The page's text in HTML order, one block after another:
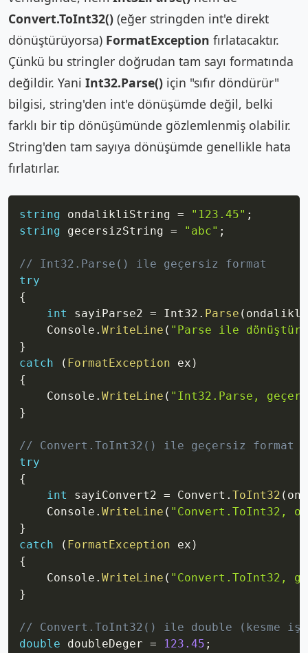
Convert.ToInt32() (eğer stringden int'e direkt
dönüştürüyorsa) FormatException fırlatacaktır.
Çünkü bu stringler doğrudan tam sayı formatında
değildir. Yani Int32.Parse() için "sıfır döndürür"
bilgisi, string'den int'e dönüşümde değil, belki
farklı bir tip dönüşümünde gözlemlenmiş olabilir.
String'den tam sayıya dönüşümde genellikle hata
fırlatırlar.
string ondalikliString = "123.45" ;
string gecersizString = "abc" ;
// Int32.Parse() ile geçersiz format
try
{
int
sayiParse2 = Int32 . Parse (
    Console
. WriteLine ( "Parse ile
}
catch
( FormatException ex )
{
    Console
. WriteLine ( "Int32.Parse,
}
// Convert.ToInt32() ile geçersiz format
try
{
int
sayiConvert2 = Convert . ToInt32 (
    Console
. WriteLine ( "Convert.ToInt32,
}
catch
( FormatException ex )
{
    Console
. WriteLine ( "Convert.ToInt32,
}
// Convert.ToInt32() ile double (kesme
double doubleDeger = 123.45 ;